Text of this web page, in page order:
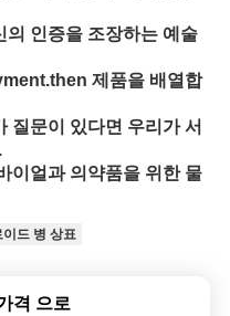
의 인증을 조장하는 예술
제품을 배열합
질문이 있다면 우리가 서
이얼과 의약품을 위한 물
이드 병 상표
격 으로